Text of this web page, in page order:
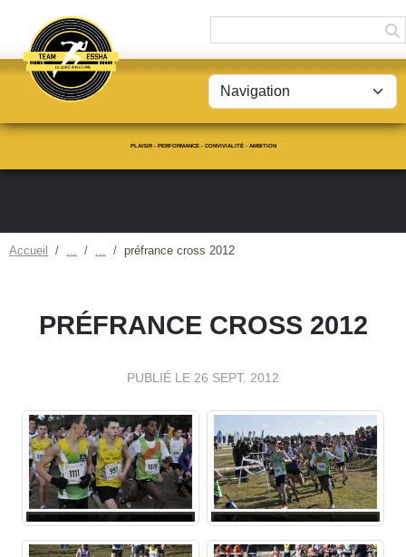
PLAISIR - PERFORMANCE - CONVIVIALITÉ - AMBITION
Accueil préfrance cross 2012
PRÉFRANCE CROSS 2012
PUBLIÉ LE 26 SEPT. 2012